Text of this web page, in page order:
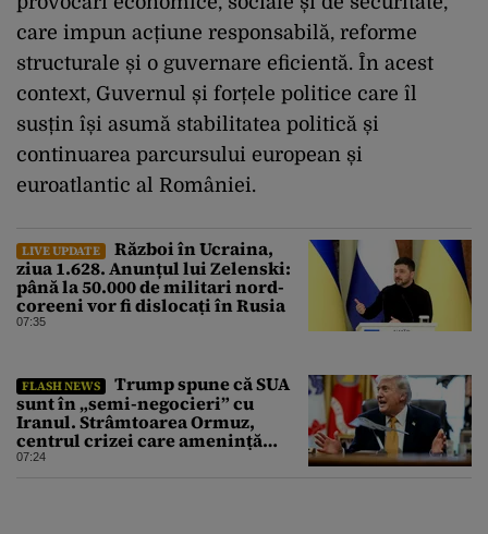
care impun acțiune responsabilă, reforme
structurale și o guvernare eficientă. În acest
context, Guvernul și forțele politice care îl
susțin își asumă stabilitatea politică și
continuarea parcursului european și
euroatlantic al României.
LIVE UPDATE
Război în Ucraina,
ziua 1.628. Anunțul lui Zelenski:
până la 50.000 de militari nord-
coreeni vor fi dislocați în Rusia
07:35
FLASH NEWS
Trump spune că SUA
sunt în „semi-negocieri” cu
Iranul. Strâmtoarea Ormuz,
centrul crizei care amenință
piața mondială a petrolului
07:24